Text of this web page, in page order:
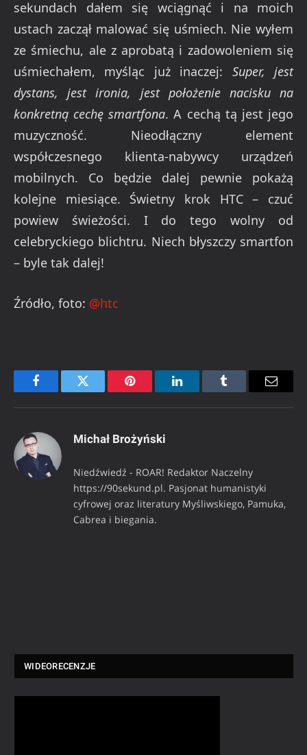
sekundach dałem się wciągnąć i na moich
ustach zaczął malować się uśmiech. Nie wyłem
ze śmiechu, ale z aprobatą i zadowoleniem się
uśmiechałem, myśląc już inaczej: Super, jest
dystans, jest ironia, jest położenie nacisku na
konkretną cechę smartfona. A cechą tą jest jego
muzyczność. Nieodłączny element
współczesnego klienta-nabywcy urządzeń
mobilnych. Co będzie dalej pewnie pokażą
kolejne miesiące. Świetny krok HTC – czuć
powiew świeżości. I do tego wolny od
celebryckiego blichtru. Niech błyszczy smartfon
– byle tak dalej!
Źródło, foto: @htc
FacebookTwitter Pinterest LinkedInTumblr Email
Michał Brożyński
Niedźwiedź - ROAR! Redaktor Naczelny
https://90sekund.pl. Pasjonat humanistyki
cyfrowej oraz literatury Myśliwskiego, Pamuka,
Cabrea i biegania.
WIDEORECENZJE